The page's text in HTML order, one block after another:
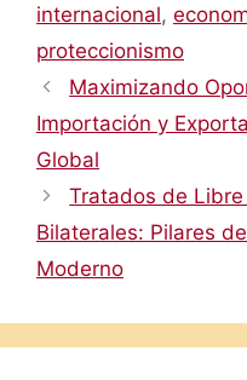
internacional,
proteccionismo
Maximizando
Importación y
Global
Tratados de
Bilaterales: Pilares
Moderno